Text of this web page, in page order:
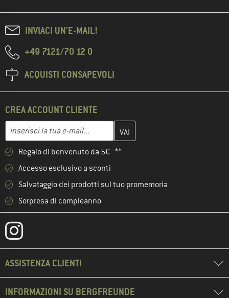
INVIACI UN'E-MAIL!
+49 7121/70 12 0
ACQUISTI CONSAPEVOLI
CREA ACCOUNT CLIENTE
Indirizzo e-mail
Inserisci qui il tuo indirizzo e-mail e crea il tuo account cliente
Regalo di benvenuto da 5€ **
Accesso esclusivo a sconti
Salvataggio dei prodotti sul tuo promemoria
Sorpresa di compleanno
ASSISTENZA CLIENTI
INFORMAZIONI SU BERGFREUNDE